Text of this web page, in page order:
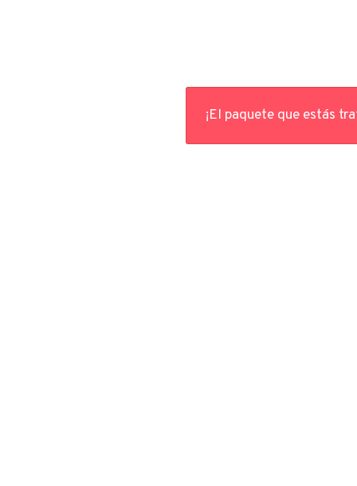
¡El paquete que estás